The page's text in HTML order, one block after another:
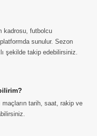
kadrosu, futbolcu
sunulur. Sezon
şekilde takip edebilirsiniz.
maçların tarih, saat, rakip ve